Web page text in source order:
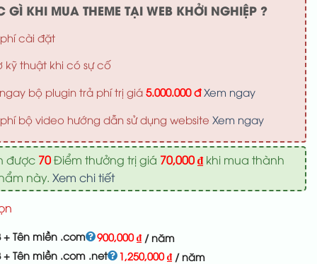
GÌ KHI MUA THEME TẠI WEB KHỞI NGHIỆP ?
cài đặt
kỹ thuật khi có sự cố
bộ plugin trả phí trị giá5.000.000 đ Xem ngay
bộ video hướng dẫn sử dụng website Xem ngay
được 70Điểm thưởng trị giá 70,000₫khi mua thành
này. Xem chi tiết
+ Tên miền .com 900,000₫ / năm
+ Tên miền .com .net
1,250,000₫ / năm